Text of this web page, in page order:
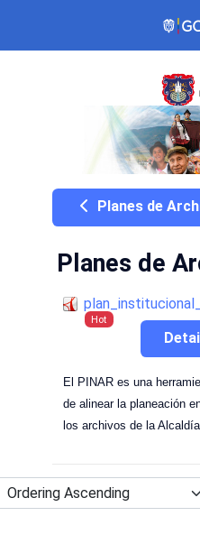
Planes de
Planes de
Hot
El PINAR es una
de alinear la planeación
los archivos de la